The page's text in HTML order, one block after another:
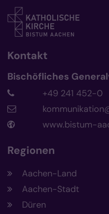
Kontakt
Bischöfliches
+49 241 452-0
www.bistum-
Regionen
Aachen-Land
Aachen-Stadt
Düren